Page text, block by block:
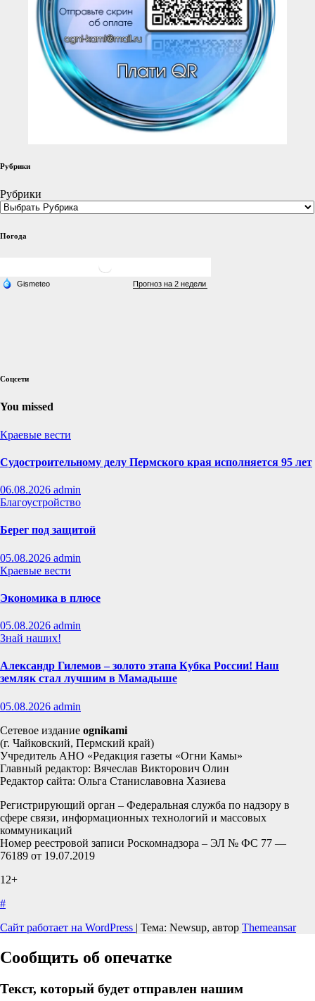
Рубрики
Рубрики
Погода
Соцсети
You missed
Краевые вести
Судостроительному делу Пермского края исполняется 95 лет
06.08.2026 admin
Благоустройство
Берег под защитой
05.08.2026 admin
Краевые вести
Экономика в плюсе
05.08.2026 admin
Знай наших!
Александр Гилемов – золото этапа Кубка России! Наш
земляк стал лучшим в Мамадыше
05.08.2026 admin
Сетевое издание ognikami
(г. Чайковский, Пермский край)
Учредитель АНО «Редакция газеты «Огни Камы»
Главный редактор: Вячеслав Викторович Олин
Редактор сайта: Ольга Станиславовна Хазиева
Регистрирующий орган – Федеральная служба по надзору в
сфере связи, информационных технологий и массовых
коммуникаций
Номер реестровой записи Роскомнадзора – ЭЛ № ФС 77 —
76189 от 19.07.2019
12+
#
Сайт работает на WordPress | Тема: Newsup, автор Themeansar
Сообщить об опечатке
Текст, который будет отправлен нашим